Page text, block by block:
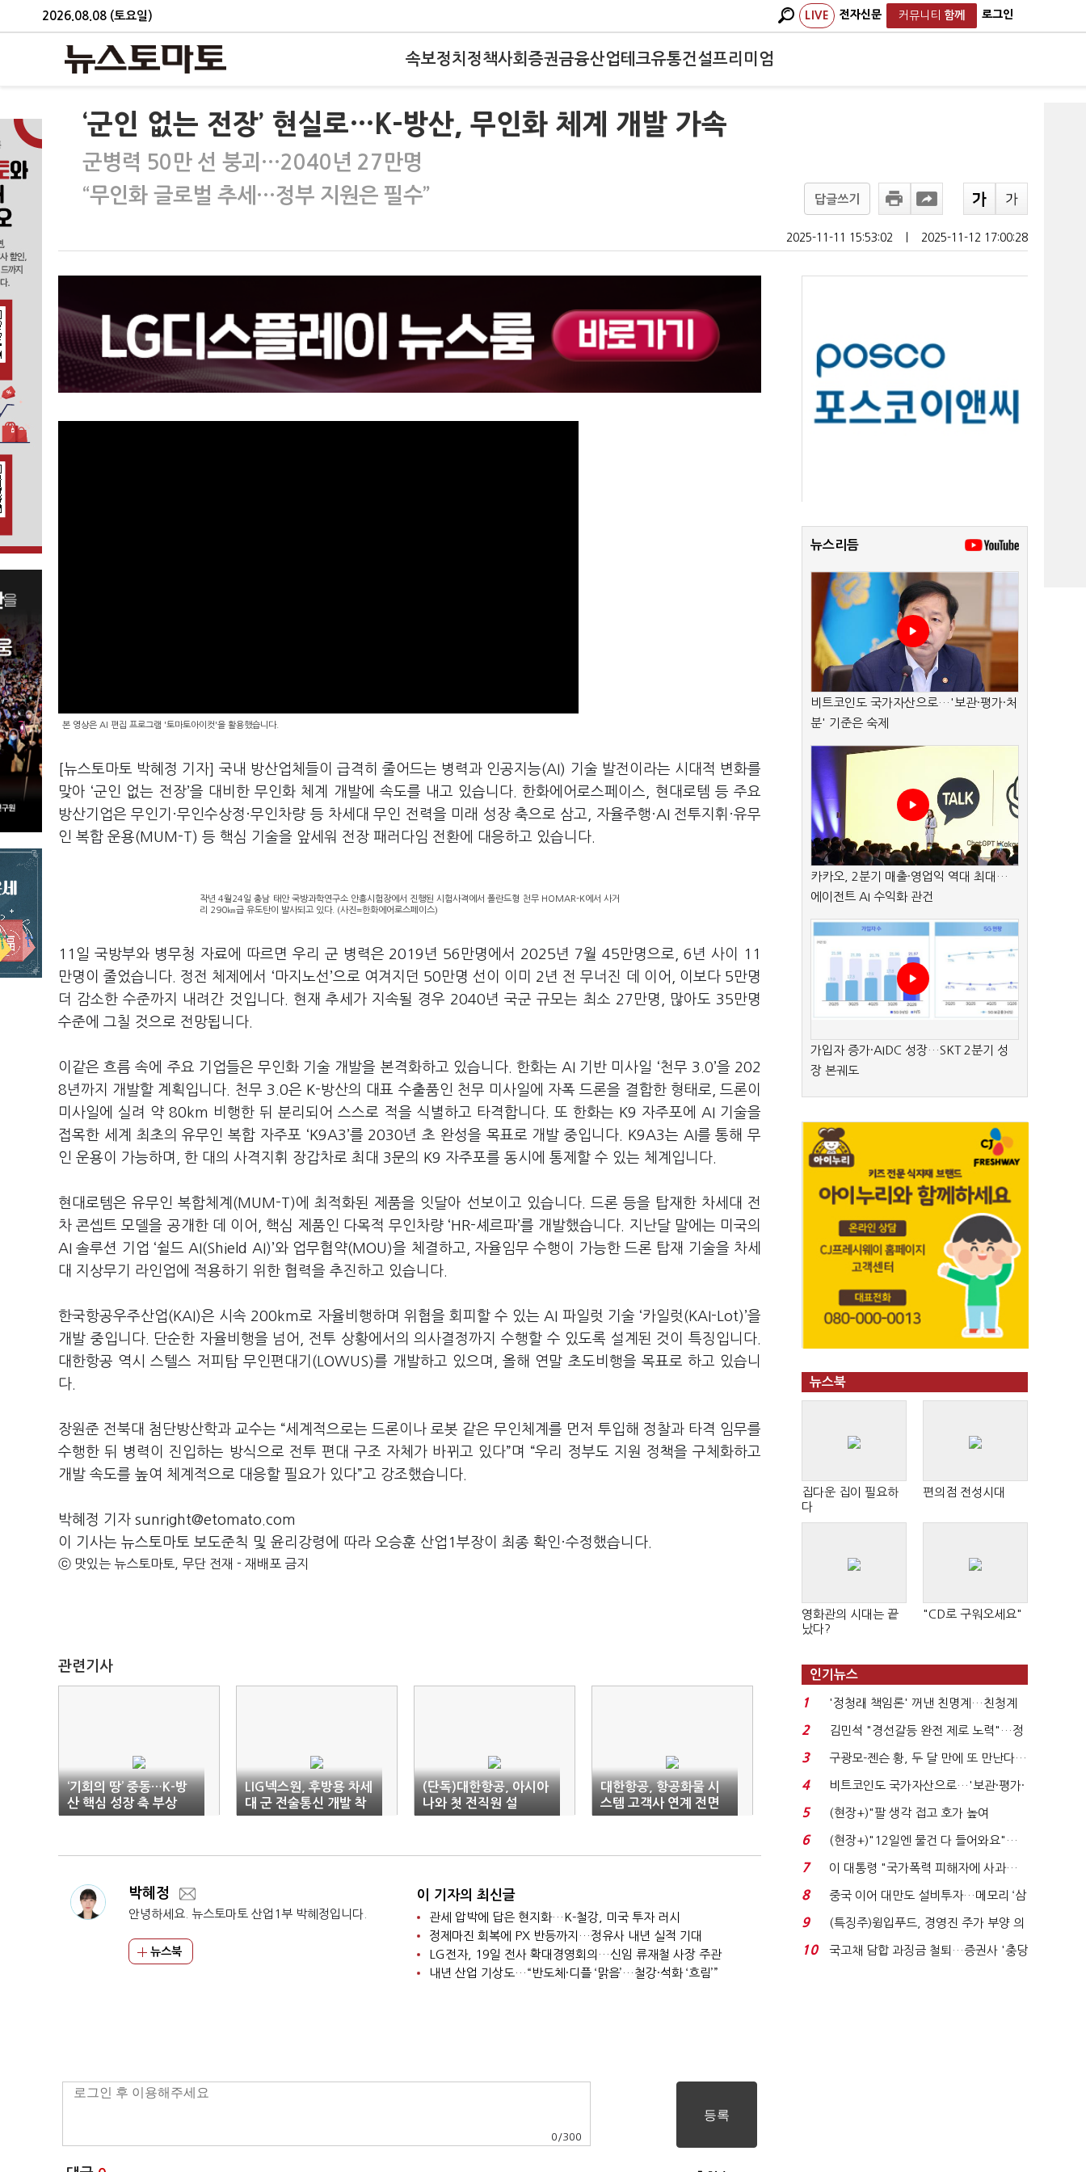
2026.08.08 (토요일) LIVE 전자신문 커뮤니티 함께 로그인
속보정치 정책사회 증권금융산업테크유통건설프리미엄
‘군인 없는 전장’ 현실로…K-방산, 무인화 체계 개발 가속
군병력 50만 선 붕괴…2040년 27만명
“무인화 글로벌 추세…정부 지원은 필수”
답글쓰기
2025-11-11 15:53:02 2025-11-12 17:00:28
본 영상은 AI 편집 프로그램 '토마토아이컷'을 활용했습니다.
[뉴스토마토 박혜정 기자] 국내 방산업체들이 급격히 줄어드는 병력과 인공지능(AI) 기술 발전이라는 시대적 변화를
맞아 ‘군인 없는 전장’을 대비한 무인화 체계 개발에 속도를 내고 있습니다. 한화에어로스페이스, 현대로템 등 주요
방산기업은 무인기·무인수상정·무인차량 등 차세대 무인 전력을 미래 성장 축으로 삼고, 자율주행·AI 전투지휘·유무
인 복합 운용(MUM-T) 등 핵심 기술을 앞세워 전장 패러다임 전환에 대응하고 있습니다.
작년 4월24일 충남 태안 국방과학연구소 안흥시험장에서 진행된 시험사격에서 폴란드형 천무 HOMAR-K에서 사거
리 290㎞급 유도탄이 발사되고 있다. (사진=한화에어로스페이스)
11일 국방부와 병무청 자료에 따르면 우리 군 병력은 2019년 56만명에서 2025년 7월 45만명으로, 6년 사이 11
만명이 줄었습니다. 정전 체제에서 ‘마지노선’으로 여겨지던 50만명 선이 이미 2년 전 무너진 데 이어, 이보다 5만명
더 감소한 수준까지 내려간 것입니다. 현재 추세가 지속될 경우 2040년 국군 규모는 최소 27만명, 많아도 35만명
수준에 그칠 것으로 전망됩니다.
이같은 흐름 속에 주요 기업들은 무인화 기술 개발을 본격화하고 있습니다. 한화는 AI 기반 미사일 ‘천무 3.0’을 202
8년까지 개발할 계획입니다. 천무 3.0은 K-방산의 대표 수출품인 천무 미사일에 자폭 드론을 결합한 형태로, 드론이
미사일에 실려 약 80km 비행한 뒤 분리되어 스스로 적을 식별하고 타격합니다. 또 한화는 K9 자주포에 AI 기술을
접목한 세계 최초의 유무인 복합 자주포 ‘K9A3’를 2030년 초 완성을 목표로 개발 중입니다. K9A3는 AI를 통해 무
인 운용이 가능하며, 한 대의 사격지휘 장갑차로 최대 3문의 K9 자주포를 동시에 통제할 수 있는 체계입니다.
현대로템은 유무인 복합체계(MUM-T)에 최적화된 제품을 잇달아 선보이고 있습니다. 드론 등을 탑재한 차세대 전
차 콘셉트 모델을 공개한 데 이어, 핵심 제품인 다목적 무인차량 ‘HR-셰르파’를 개발했습니다. 지난달 말에는 미국의
AI 솔루션 기업 ‘쉴드 AI(Shield AI)’와 업무협약(MOU)을 체결하고, 자율임무 수행이 가능한 드론 탑재 기술을 차세
대 지상무기 라인업에 적용하기 위한 협력을 추진하고 있습니다.
한국항공우주산업(KAI)은 시속 200km로 자율비행하며 위협을 회피할 수 있는 AI 파일럿 기술 ‘카일럿(KAI-Lot)’을
개발 중입니다. 단순한 자율비행을 넘어, 전투 상황에서의 의사결정까지 수행할 수 있도록 설계된 것이 특징입니다.
대한항공 역시 스텔스 저피탐 무인편대기(LOWUS)를 개발하고 있으며, 올해 연말 초도비행을 목표로 하고 있습니
다.
장원준 전북대 첨단방산학과 교수는 “세계적으로는 드론이나 로봇 같은 무인체계를 먼저 투입해 정찰과 타격 임무를
수행한 뒤 병력이 진입하는 방식으로 전투 편대 구조 자체가 바뀌고 있다”며 “우리 정부도 지원 정책을 구체화하고
개발 속도를 높여 체계적으로 대응할 필요가 있다”고 강조했습니다.
박혜정 기자 sunright@etomato.com
이 기사는 뉴스토마토 보도준칙 및 윤리강령에 따라 오승훈 산업1부장이 최종 확인·수정했습니다.
ⓒ 맛있는 뉴스토마토, 무단 전재 - 재배포 금지
관련기사
‘기회의 땅’ 중동…K-방
산 핵심 성장 축 부상
LIG넥스원, 후방용 차세
대 군 전술통신 개발 착
수
(단독)대한항공, 아시아
나와 첫 전직원 설
문…‘통합 한 발짝 더’
대한항공, 항공화물 시
스템 고객사 연계 전면
확대
박혜정
안녕하세요. 뉴스토마토 산업1부 박혜정입니다.
뉴스북
이 기자의 최신글
관세 압박에 답은 현지화…K-철강, 미국 투자 러시
정제마진 회복에 PX 반등까지…정유사 내년 실적 기대
LG전자, 19일 전사 확대경영회의…신임 류재철 사장 주관
내년 산업 기상도…“반도체·디플 ‘맑음’…철강·석화 ‘흐림’”
0 /300
뉴스리듬
비트코인도 국가자산으로…'보관·평가·처
분' 기준은 숙제
카카오, 2분기 매출·영업익 역대 최대…
에이전트 AI 수익화 관건
가입자 증가·AIDC 성장…SKT 2분기 성
장 본궤도
뉴스북
집다운 집이 필요하
다
편의점 전성시대
영화관의 시대는 끝
났다?
"CD로 구워오세요"
인기뉴스
1
'정청래 책임론' 꺼낸 친명계…친청계
는 추가투표 때리기...
2
김민석 "경선갈등 완전 제로 노력"…정
청래 "반명 공세 사...
3
구광모-젠슨 황, 두 달 만에 또 만난다…
로봇·AI 등 논...
4
비트코인도 국가자산으로…'보관·평가·
처분' 기준은 ...
5
(현장+)"팔 생각 접고 호가 높여
요"…'덜 똘똘한 한 채' 20...
6
(현장+)"12일엔 물건 다 들어와요"…
빈 매대 채우며 문 연 ...
7
이 대통령 "국가폭력 피해자에 사과…
적극적 조사로 진...
8
중국 이어 대만도 설비투자…메모리 ‘삼
국전쟁’
9
(특징주)윙입푸드, 경영진 주가 부양 의
지에 상한가...
10
국고채 담합 과징금 철퇴…증권사 '충당